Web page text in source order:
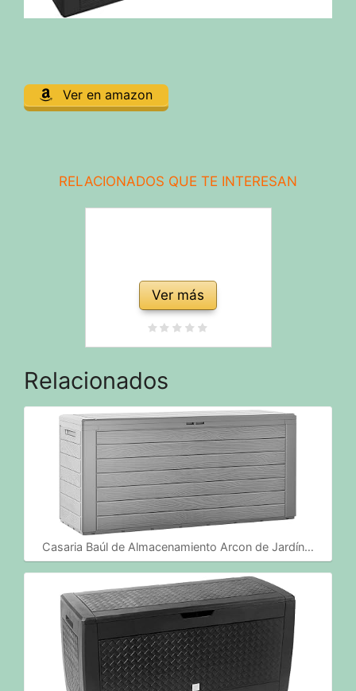
Ver en amazon
RELACIONADOS QUE TE INTERESAN
Ver más
Relacionados
Casaria Baúl de Almacenamiento Arcon de Jardín…